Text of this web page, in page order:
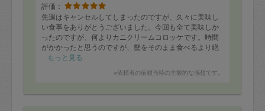
評価：
先週はキャンセルしてしまったのですが、久々に美味し
い食事をありがとうございました。今回も全て美味しか
ったのですが、何よりカニクリームコロッケです。時間
がかかったと思うのですが、蟹をそのまま食べるより絶
対こっち！と思いました。
もっと見る
※依頼者の依頼当時の主観的な感想です。